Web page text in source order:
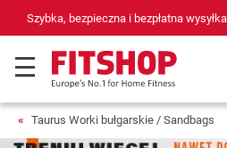
Szybka, bezpieczna i bezpłatna
Taurus Worki bułgarskie / Sandbags